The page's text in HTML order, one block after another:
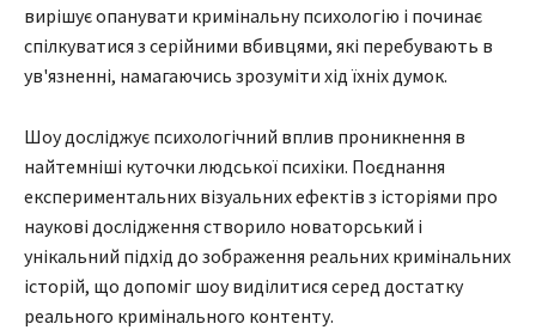
вирішує опанувати кримінальну психологію і починає
спілкуватися з серійними вбивцями, які перебувають в
ув'язненні, намагаючись зрозуміти хід їхніх думок.
Шоу досліджує психологічний вплив проникнення в
найтемніші куточки людської психіки. Поєднання
експериментальних візуальних ефектів з історіями про
наукові дослідження створило новаторський і
унікальний підхід до зображення реальних кримінальних
історій, що допоміг шоу виділитися серед достатку
реального кримінального контенту.